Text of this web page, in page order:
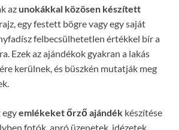
az unokákkal közösen készített
egy festett bögre vagy egy saját
felbecsülhetetlen értékkel bír a
Ezek az ajándékok gyakran a lakás
kerülnek, és büszkén mutatják meg
emlékeket őrző ajándék készítése
fotók, apró üzenetek, idézetek